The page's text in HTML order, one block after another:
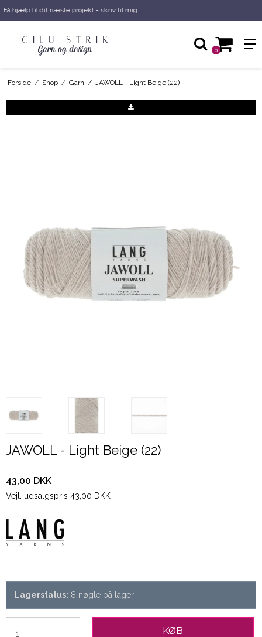
Få hjælp til dit næste projekt - skriv til mig
0
Forside / Shop / Garn / JAWOLL - Light Beige (22)
JAWOLL - Light Beige (22)
43,00 DKK
Vejl. udsalgspris 43,00 DKK
Lagerstatus: 8 nøgle på lager
KØB